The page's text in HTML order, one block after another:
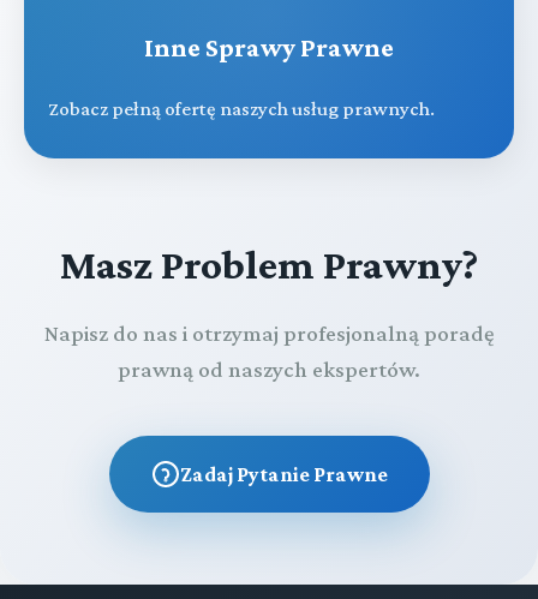
Inne Sprawy Prawne
Zobacz pełną ofertę naszych usług prawnych.
Masz Problem Prawny?
Napisz do nas i otrzymaj profesjonalną poradę
prawną od naszych ekspertów.
Zadaj Pytanie Prawne